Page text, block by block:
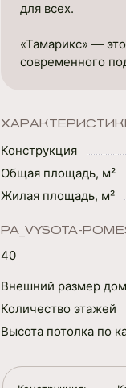
для всех.
«Тамарикс» —
современного
Конструкция
Общая площадь, м²
Жилая площадь, м²
PA_VYSOTA-
40
Внешний размер
Количество этажей
Высота потолка по